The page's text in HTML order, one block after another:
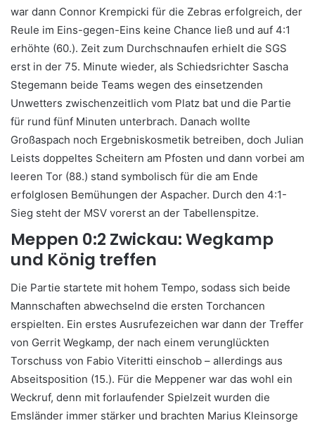
war dann Connor Krempicki für die Zebras erfolgreich, der
Reule im Eins-gegen-Eins keine Chance ließ und auf 4:1
erhöhte (60.). Zeit zum Durchschnaufen erhielt die SGS
erst in der 75. Minute wieder, als Schiedsrichter Sascha
Stegemann beide Teams wegen des einsetzenden
Unwetters zwischenzeitlich vom Platz bat und die Partie
für rund fünf Minuten unterbrach. Danach wollte
Großaspach noch Ergebniskosmetik betreiben, doch Julian
Leists doppeltes Scheitern am Pfosten und dann vorbei am
leeren Tor (88.) stand symbolisch für die am Ende
erfolglosen Bemühungen der Aspacher. Durch den 4:1-
Sieg steht der MSV vorerst an der Tabellenspitze.
Meppen 0:2 Zwickau: Wegkamp
und König treffen
Die Partie startete mit hohem Tempo, sodass sich beide
Mannschaften abwechselnd die ersten Torchancen
erspielten. Ein erstes Ausrufezeichen war dann der Treffer
von Gerrit Wegkamp, der nach einem verunglückten
Torschuss von Fabio Viteritti einschob – allerdings aus
Abseitsposition (15.). Für die Meppener war das wohl ein
Weckruf, denn mit forlaufender Spielzeit wurden die
Emsländer immer stärker und brachten Marius Kleinsorge